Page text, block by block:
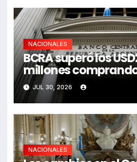
NACIONALES
BCRA superó los
millones
JUL 30, 2026
NACIONALES